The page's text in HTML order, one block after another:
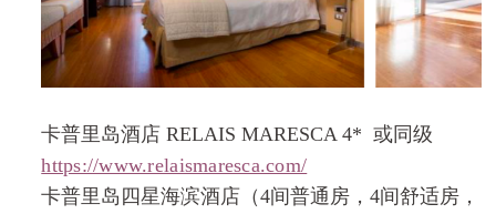
卡普里岛酒店 RELAIS MARESCA 4*或同级
https://www.relaismaresca.com/
卡普里岛四星海滨酒店（4间普通房，4间舒适房，